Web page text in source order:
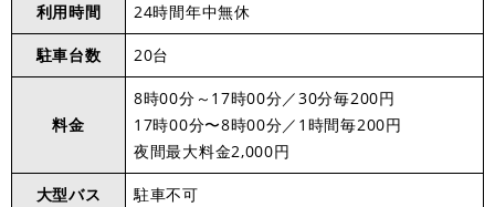
利用時間 24時間年中無休
駐車台数 20台
料金
8時00分～17時00分／30分毎200円
17時00分〜8時00分／1時間毎200円
夜間最大料金2,000円
大型バス 駐車不可